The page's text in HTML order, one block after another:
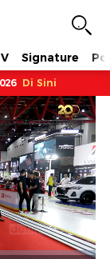
Signature
Di Sini